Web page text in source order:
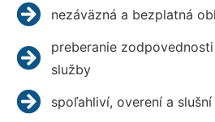
nezáväzná a bezplatná
preberanie
služby
spoľahliví, overení a